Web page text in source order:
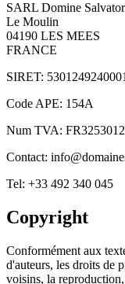
SARL Domine Salvator
Le Moulin
04190 LES MEES
FRANCE
SIRET:
Code APE: 154A
Num TVA:
Contact:
Tel: +33 492 340 045
Copyright
Conformément aux
d'auteurs, les droits de
voisins, la